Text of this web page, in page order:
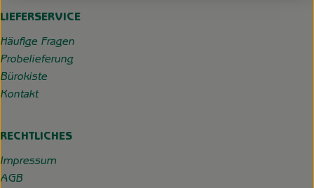
LIEFERSERVICE
Häufige Fragen
Probelieferung
Bürokiste
Kontakt
RECHTLICHES
Impressum
AGB